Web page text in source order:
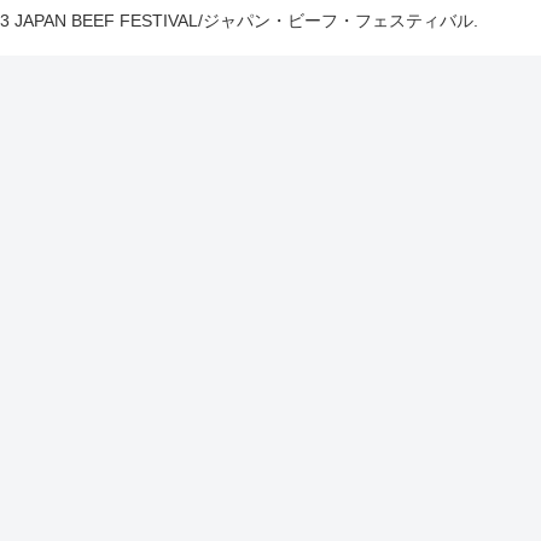
JAPAN BEEF FESTIVAL/ジャパン・ビーフ・フェスティバル.